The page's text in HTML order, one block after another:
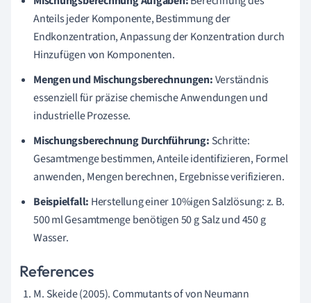
Anteils jeder Komponente, Bestimmung der
Endkonzentration, Anpassung der Konzentration durch
Hinzufügen von Komponenten.
Mengen und Mischungsberechnungen:Verständnis
essenziell für präzise chemische Anwendungen und
industrielle Prozesse.
Mischungsberechnung Durchführung: Schritte:
Gesamtmenge bestimmen, Anteile identifizieren, Formel
anwenden, Mengen berechnen, Ergebnisse verifizieren.
Beispielfall: Herstellung einer 10%igen Salzlösung: z. B.
500 ml Gesamtmenge benötigen 50 g Salz und 450 g
Wasser.
References
M. Skeide (2005). Commutants of von Neumann